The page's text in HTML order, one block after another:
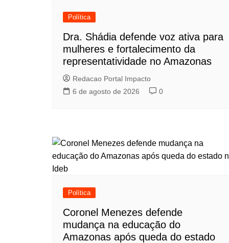
Política
Dra. Shádia defende voz ativa para
mulheres e fortalecimento da
representatividade no Amazonas
Redacao Portal Impacto
6 de agosto de 2026
0
Política
Coronel Menezes defende
mudança na educação do
Amazonas após queda do estado